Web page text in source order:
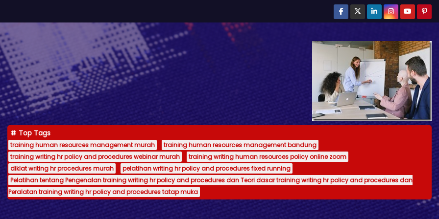
Top Tags
training human resources management murah
training human resources management bandung
training writing hr policy and procedures webinar murah
training writing human resources policy online zoom
diklat writing hr procedures murah
pelatihan writing hr policy and procedures fixed running
Pelatihan tentang Pengenalan training writing hr policy and procedures dan Teori dasar training writing hr policy and procedures dan
Peralatan training writing hr policy and procedures tatap muka